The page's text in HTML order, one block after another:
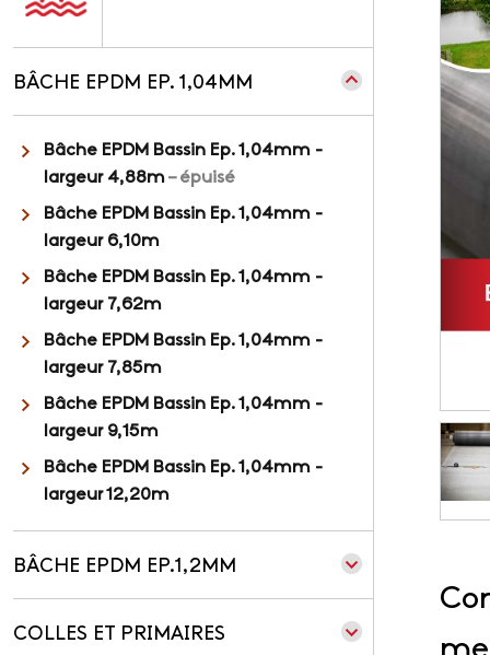
BÂCHE EPDM EP. 1,04MM
Bâche EPDM Bassin Ep. 1,04mm -
largeur 4,88m – épuisé
Bâche EPDM Bassin Ep. 1,04mm -
largeur 6,10m
Bâche EPDM Bassin Ep. 1,04mm -
largeur 7,62m
Bâche EPDM Bassin Ep. 1,04mm -
largeur 7,85m
Bâche EPDM Bassin Ep. 1,04mm -
largeur 9,15m
Bâche EPDM Bassin Ep. 1,04mm -
largeur 12,20m
BÂCHE EPDM EP.1,2MM
largeur 4,57m
COLLES ET PRIMAIRES